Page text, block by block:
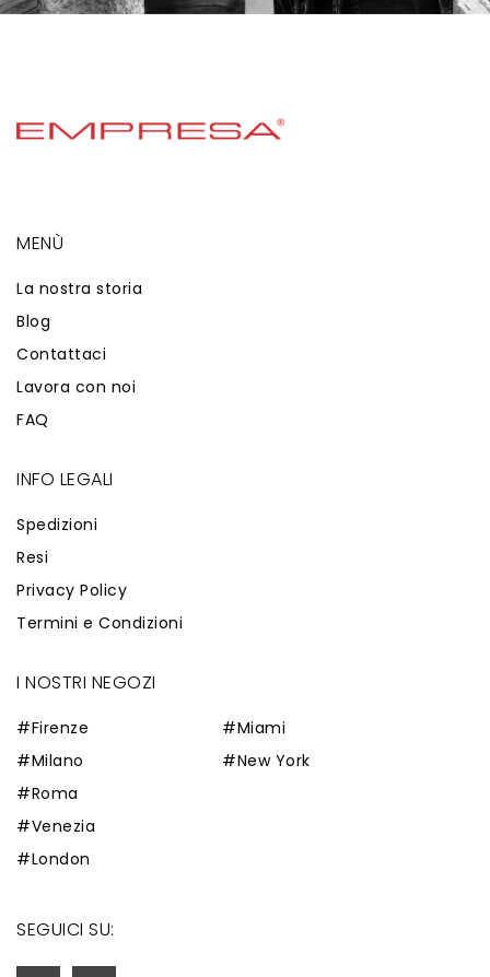
MENÙ
La nostra storia
Blog
Contattaci
Lavora con noi
FAQ
INFO LEGALI
Spedizioni
Resi
Privacy Policy
Termini e Condizioni
I NOSTRI NEGOZI
#Firenze
#Milano
#Roma
#Venezia
#London
#Miami
#New York
SEGUICI SU: